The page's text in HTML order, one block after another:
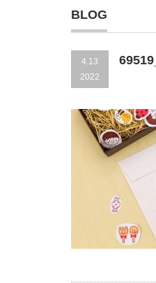
BLOG
4.13
2022